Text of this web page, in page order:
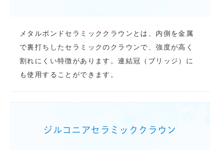
メタルボンドセラミッククラウンとは、内側を金属
で裏打ちしたセラミックのクラウンで、強度が高く
割れにくい特徴があります。連結冠（ブリッジ）に
も使用することができます。
ジルコニアセラミッククラウン